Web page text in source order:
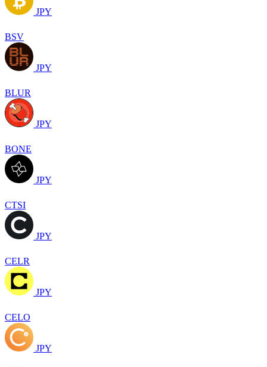
JPY
BSV
JPY
BLUR
JPY
BONE
JPY
CTSI
JPY
CELR
JPY
CELO
JPY